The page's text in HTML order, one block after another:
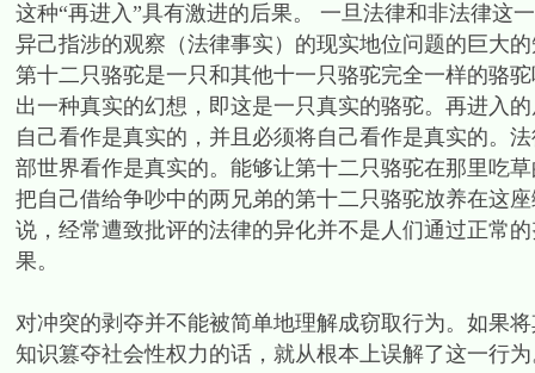
这种“再进入”具有激进的后果。 一旦法律和非法律这
异己指涉的观察（法律事实）的现实地位问题的巨大
第十二只骆驼是一只和其他十一只骆驼完全一样的骆
出一种真实的幻想，即这是一只真实的骆驼。再进入
自己看作是真实的，并且必须将自己看作是真实的。
部世界看作是真实的。能够让第十二只骆驼在那里吃
把自己借给争吵中的两兄弟的第十二只骆驼放养在这
说，经常遭致批评的法律的异化并不是人们通过正常
果。
对冲突的剥夺并不能被简单地理解成窃取行为。如果
知识篡夺社会性权力的话，就从根本上误解了这一行